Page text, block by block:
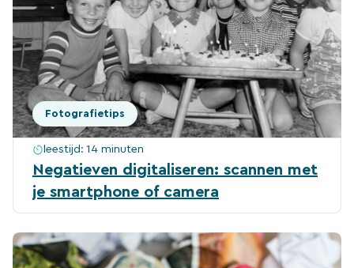
Fotografietips
leestijd: 14 minuten
Negatieven digitaliseren: scannen met
je smartphone of camera